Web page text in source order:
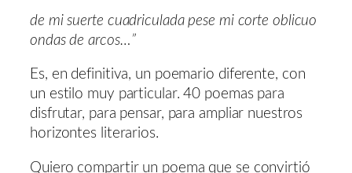
de mi suerte cuadriculada pese mi corte oblicuo
ondas de arcos…”
Es, en definitiva, un poemario diferente, con
un estilo muy particular. 40 poemas para
disfrutar, para pensar, para ampliar nuestros
horizontes literarios.
Quiero compartir un poema que se convirtió